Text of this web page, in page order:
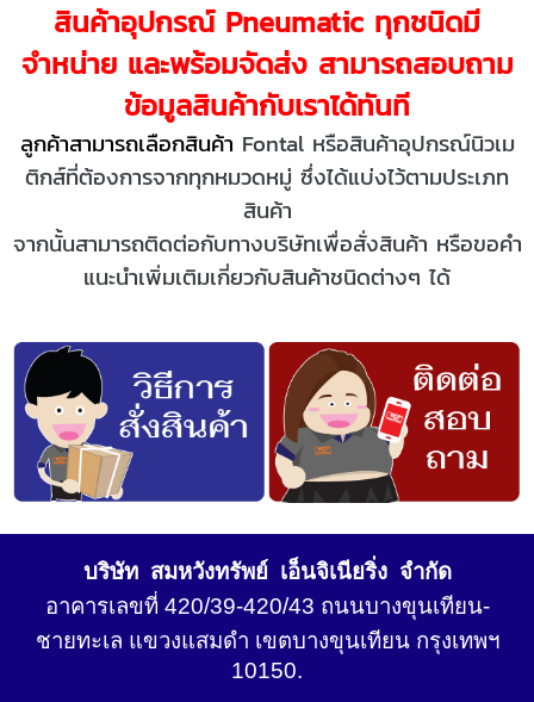
สินค้าอุปกรณ์ Pneumatic ทุกชนิดมี
จำหน่าย และพร้อมจัดส่ง สามารถสอบถาม
ข้อมูลสินค้ากับเราได้ทันที
ลูกค้าสามารถเลือกสินค้า Fontal หรือสินค้าอุปกรณ์นิวเม
ติกส์ที่ต้องการจากทุกหมวดหมู่ ซึ่งได้แบ่งไว้ตามประเภท
สินค้า
จากนั้นสามารถติดต่อกับทางบริษัทเพื่อสั่งสินค้า หรือขอคำ
แนะนำเพิ่มเติมเกี่ยวกับสินค้าชนิดต่างๆ ได้
บริษัท สมหวังทรัพย์ เอ็นจิเนียริ่ง จำกัด
อาคารเลขที่ 420/39-420/43 ถนนบางขุนเทียน-
ชายทะเล แขวงแสมดำ เขตบางขุนเทียน กรุงเทพฯ
10150.